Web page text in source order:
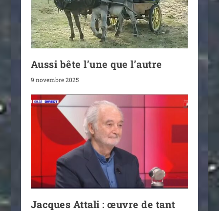
Aussi bête l’une que l’autre
9 novembre 2025
Jacques Attali : œuvre de tant